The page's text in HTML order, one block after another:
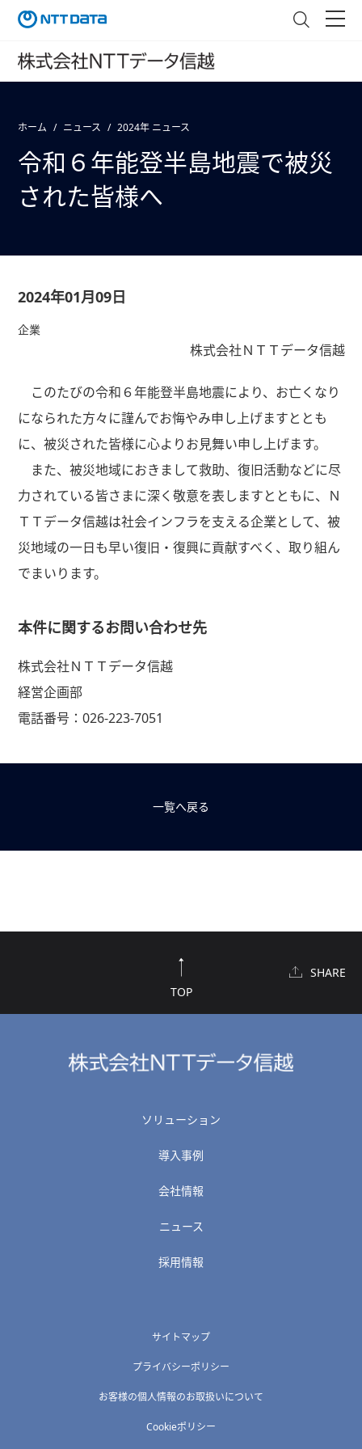
ホーム ニュース 2024年 ニュース
令和６年能登半島地震で被災
された皆様へ
2024年01月09日
企業
株式会社ＮＴＴデータ信越
このたびの令和６年能登半島地震により、お亡くなり
になられた方々に謹んでお悔やみ申し上げますととも
に、被災された皆様に心よりお見舞い申し上げます。
また、被災地域におきまして救助、復旧活動などに尽
力されている皆さまに深く敬意を表しますとともに、Ｎ
ＴＴデータ信越は社会インフラを支える企業として、被
災地域の一日も早い復旧・復興に貢献すべく、取り組ん
でまいります。
本件に関するお問い合わせ先
株式会社ＮＴＴデータ信越
経営企画部
電話番号：026-223-7051
一覧へ戻る
TOP
SHARE
ソリューション
導入事例
会社情報
ニュース
採用情報
サイトマップ
プライバシーポリシー
お客様の個人情報のお取扱いについて
Cookieポリシー